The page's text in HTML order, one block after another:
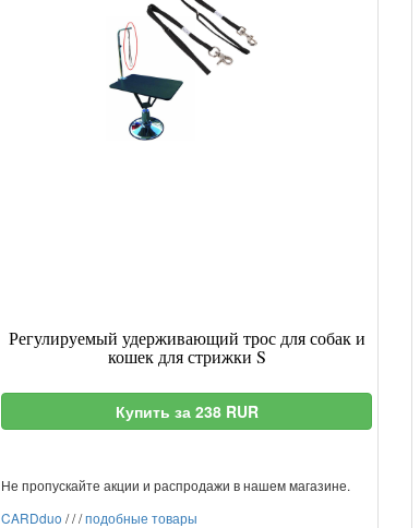
Регулируемый удерживающий трос для собак и
кошек для стрижки S
Купить за 238 RUR
Не пропускайте акции и распродажи в нашем магазине.
CARDduo ///подобные товары